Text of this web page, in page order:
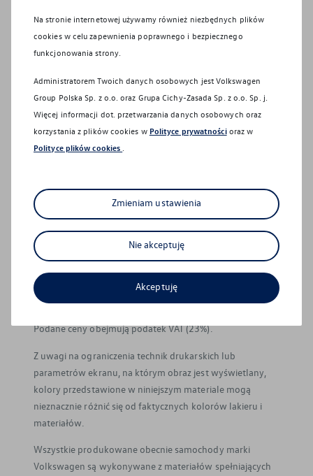
Sprawdź co dla Ciebie
przygotowaliśmy
Aktualna oferta serwisowa
Instagram
© Volkswagen2026
elektrycznym dla hybryd typu Plug-In może się różnić w
zależności od wersji i wyposażenia oraz zamontowanych
akcesoriów. W praktyce rzeczywisty zasięg różni się w
zależności od stylu jazdy, prędkości, korzystania z
zewnętrznej, liczby pasażerów, obciążenia ładunkiem i
topografii terenu.
Podane ceny obejmują podatek VAT (23%).
Z uwagi na ograniczenia technik drukarskich lub
parametrów ekranu, na którym obraz jest wyświetlany,
kolory przedstawione w niniejszym materiale mogą
nieznacznie różnić się od faktycznych kolorów lakieru i
materiałów.
Wszystkie produkowane obecnie samochody marki
Volkswagen są wykonywane z materiałów spełniających
Na stronie internetowej używamy również niezbędnych plików
cookies w celu zapewnienia poprawnego i bezpiecznego
funkcjonowania strony.
Administratorem Twoich danych osobowych jest Volkswagen
Group Polska Sp. z o.o. oraz Grupa Cichy-Zasada Sp. z o.o. Sp. j.
Więcej informacji dot. przetwarzania danych osobowych oraz
korzystania z plików cookies w Polityce prywatnościoraz w
Polityce plików cookies .
Zmieniam ustawienia
Nie akceptuję
Akceptuję